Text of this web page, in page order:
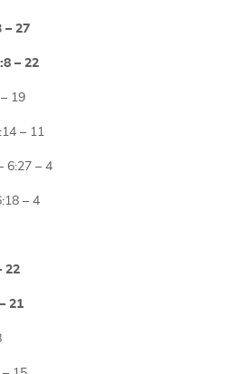
– 27
– 22
19
– 11
6:27 – 4
– 4
22
21